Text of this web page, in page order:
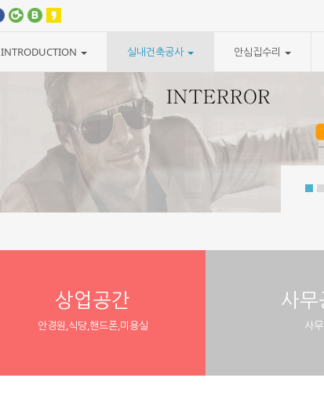
INTRODUCTION 실내건축공사 안심집수리
서울시 집수리 지원
서울시 집수리 시공 등록업
상업공간
안경원,식당,핸드폰,미용실
사무
사